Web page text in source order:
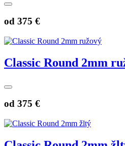
od 375 €
Classic Round 2mm
od 375 €